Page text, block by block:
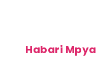
Habari Mpya